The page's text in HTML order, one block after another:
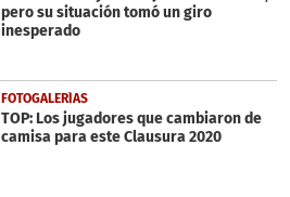
pero su situación tomó un giro
inesperado
FOTOGALERÍAS
TOP: Los jugadores que cambiaron de
camisa para este Clausura 2020